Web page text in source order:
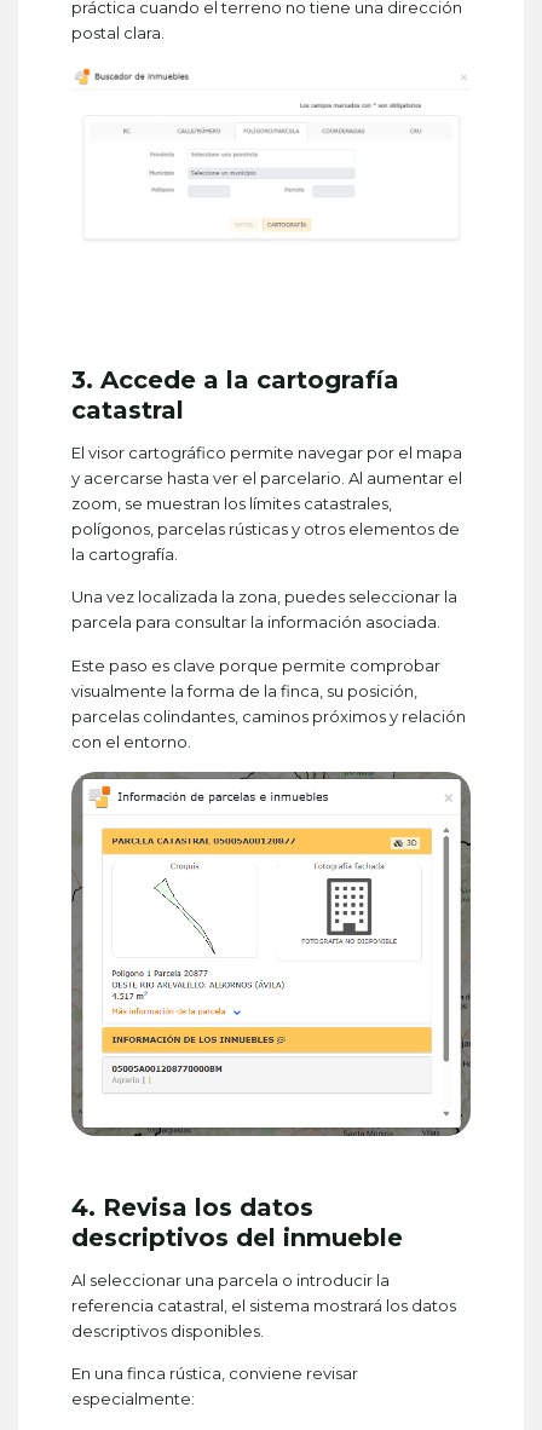
práctica cuando el terreno no tiene una dirección
postal clara.
3. Accede a la cartografía
catastral
El visor cartográfico permite navegar por el mapa
y acercarse hasta ver el parcelario. Al aumentar el
zoom, se muestran los límites catastrales,
polígonos, parcelas rústicas y otros elementos de
la cartografía.
Una vez localizada la zona, puedes seleccionar la
parcela para consultar la información asociada.
Este paso es clave porque permite comprobar
visualmente la forma de la finca, su posición,
parcelas colindantes, caminos próximos y relación
con el entorno.
4. Revisa los datos
descriptivos del inmueble
Al seleccionar una parcela o introducir la
referencia catastral, el sistema mostrará los datos
descriptivos disponibles.
En una finca rústica, conviene revisar
especialmente: